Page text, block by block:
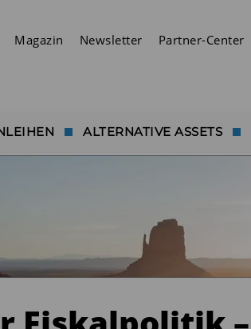
Magazin Newsletter Partner-Center
ALTERNATIVE ASSETS